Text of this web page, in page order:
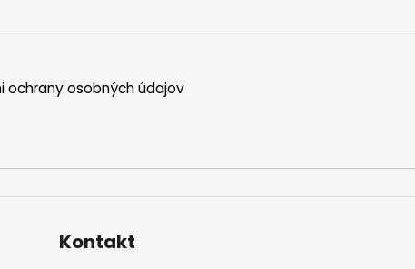
ochrany osobných údajov
Kontakt